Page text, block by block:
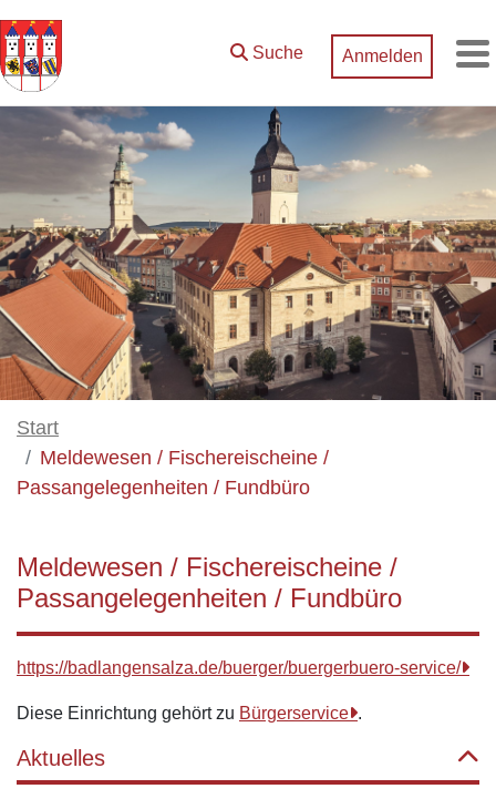
Zum Hauptinhalt springen
Suche Anmelden
Start
Meldewesen / Fischereischeine /
Passangelegenheiten / Fundbüro
Meldewesen / Fischereischeine /
Passangelegenheiten / Fundbüro
https://badlangensalza.de/buerger/buergerbuero-service/
Diese Einrichtung gehört zu Bürgerservice .
Aktuelles